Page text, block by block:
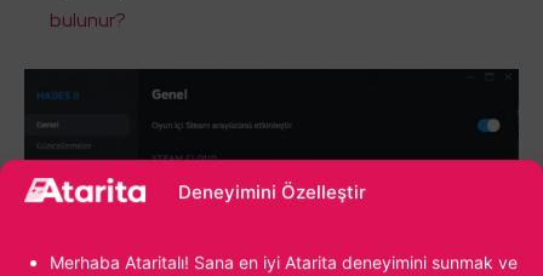
Deneyimini Özelleştir
Merhaba Ataritalı! Sana en iyi Atarita deneyimini sunmak ve
bulunur?